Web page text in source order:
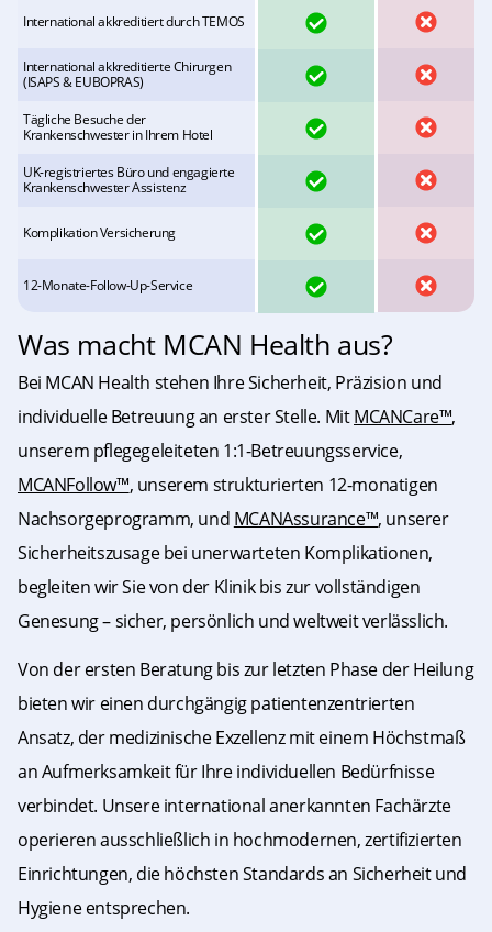
Was macht MCAN Health aus?
Bei MCAN Health stehen Ihre Sicherheit, Präzision und
individuelle Betreuung an erster Stelle. MitMCANCare™,
unserem pflegegeleiteten 1:1-Betreuungsservice,
MCANFollow™, unserem strukturierten 12-monatigen
Nachsorgeprogramm, und MCANAssurance™, unserer
Sicherheitszusage bei unerwarteten Komplikationen,
begleiten wir Sie von der Klinik bis zur vollständigen
Genesung – sicher, persönlich und weltweit verlässlich.
Von der ersten Beratung bis zur letzten Phase der Heilung
bieten wir einen durchgängig patientenzentrierten
Ansatz, der medizinische Exzellenz mit einem Höchstmaß
an Aufmerksamkeit für Ihre individuellen Bedürfnisse
verbindet. Unsere international anerkannten Fachärzte
operieren ausschließlich in hochmodernen, zertifizierten
Einrichtungen, die höchsten Standards an Sicherheit und
Hygiene entsprechen.
International akkreditiert durch TEMOS NEIN
International akkreditierte Chirurgen
(ISAPS & EUBOPRAS)
NEIN
Tägliche Besuche der
Krankenschwester in Ihrem Hotel
NEIN
UK-registriertes Büro und engagierte
Krankenschwester Assistenz
NEIN
Komplikation Versicherung NEIN
12-Monate-Follow-Up-Service NEIN